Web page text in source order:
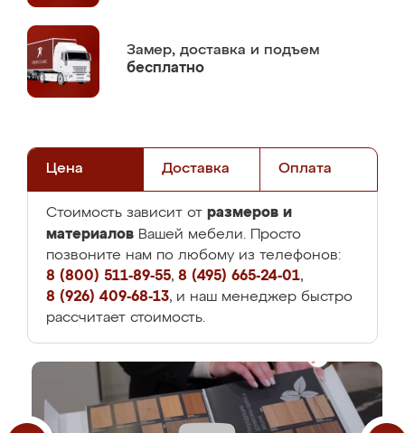
Замер, доставка и подъем
бесплатно
Цена Доставка Оплата
Стоимость зависит от размеров и
материалов Вашей мебели. Просто
позвоните нам по любому из телефонов:
8 (800) 511-89-55, 8 (495) 665-24-01,
8 (926) 409-68-13, и наш менеджер быстро
рассчитает стоимость.